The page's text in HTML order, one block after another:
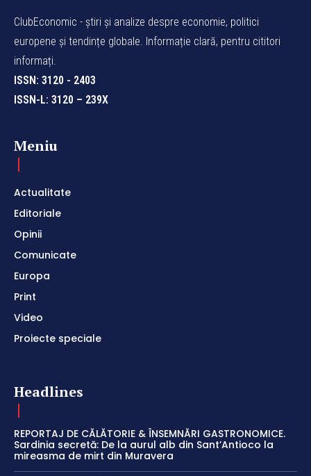
ClubEconomic - știri și analize despre economie, politici
europene și tendințe globale. Informație clară, pentru cititori
informați.
ISSN: 3120 - 2403
ISSN-L: 3120 – 239X
Meniu
Actualitate
Editoriale
Opinii
Comunicate
Europa
Print
Video
Proiecte speciale
Headlines
REPORTAJ DE CĂLĂTORIE & ÎNSEMNĂRI GASTRONOMICE.
Sardinia secretă: De la aurul alb din Sant’Antioco la
mireasma de mirt din Muravera